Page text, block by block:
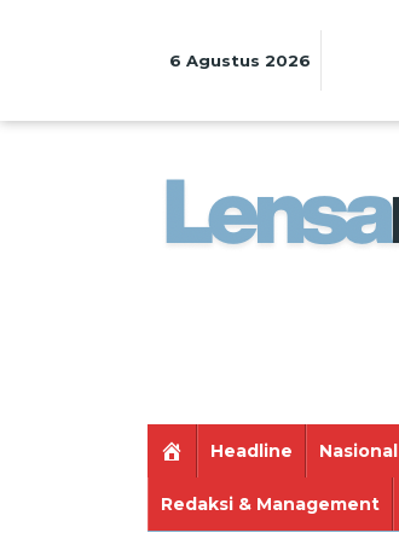
6 Agustus 2026
Headline Nasional
Redaksi & Management